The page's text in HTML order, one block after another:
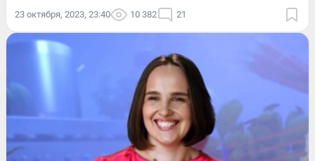
23 октября, 2023, 23:40 10 382 21